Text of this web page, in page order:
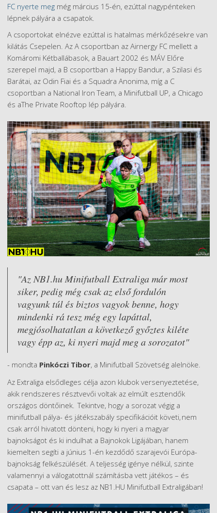
FC nyerte meg még március 15-én, ezúttal nagypénteken
lépnek pályára a csapatok.
A csoportokat elnézve ezúttal is hatalmas mérkőzésekre van
kilátás Csepelen. Az A csoportban az Airnergy FC mellett a
Komáromi Kétballábasok, a Bauart 2002 és MÁV Előre
szerepel majd, a B csoportban a Happy Bandur, a Szilasi és
Barátai, az Odin Fiai és a Squadra Anonima, míg a C
csoportban a National Iron Team, a Minifutball UP, a Chicago
és aThe Private Rooftop lép pályára.
"Az NB1.hu Minifutball Extraliga már most
siker, pedig még csak az első fordulón
vagyunk túl és biztos vagyok benne, hogy
mindenki rá tesz még egy lapáttal,
megjósolhatatlan a következő győztes kiléte
vagy épp az, ki nyeri majd meg a sorozatot"
- mondta Pinkóczi Tibor, a Minifutball Szövetség alelnöke.
Az Extraliga elsődleges célja azon klubok versenyeztetése,
akik rendszeres résztvevői voltak az elmúlt esztendők
országos döntőinek. Tekintve, hogy a sorozat végig a
minifutball pálya- és játékszabály specifikációit követi, nem
csak arról hivatott dönteni, hogy ki nyeri a magyar
bajnokságot és ki indulhat a Bajnokok Ligájában, hanem
kiemelten segíti a június 1-én kezdődő szarajevói Európa-
bajnokság felkészülését. A teljesség igénye nélkül, szinte
valamennyi a válogatottnál számításba vett játékos – és
csapata – ott van és lesz az NB1.HU Minifutball Extraligában!